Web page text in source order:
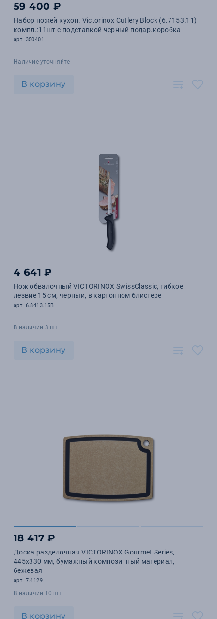
59 400 ₽
Набор ножей кухон. Victorinox Cutlery Block (6.7153.11)
компл.:11шт с подставкой черный подар.коробка
арт. 350401
Наличие уточняйте
В корзину
4 641 ₽
Нож обвалочный VICTORINOX SwissClassic, гибкое
лезвие 15 см, чёрный, в картонном блистере
арт. 6.8413.15B
В наличии 3 шт.
В корзину
18 417 ₽
Доска разделочная VICTORINOX Gourmet Series,
445x330 мм, бумажный композитный материал,
бежевая
арт. 7.4129
В наличии 10 шт.
В корзину